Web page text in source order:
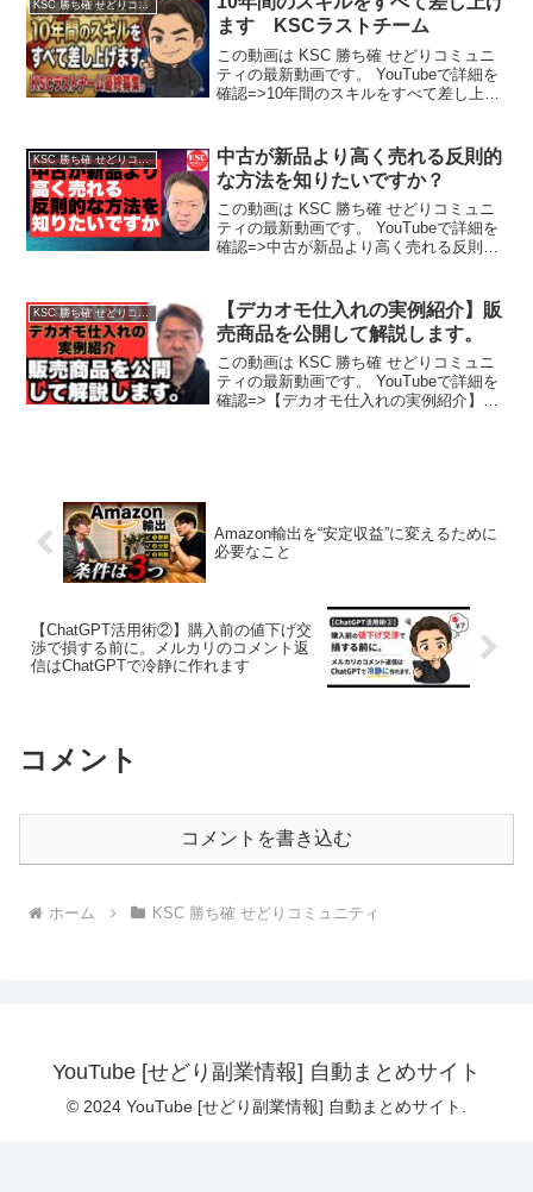
KSC 勝ち確 せどりコミュニティ
ます KSCラストチーム
この動画は KSC 勝ち確 せどりコミュニ
ティの最新動画です。 YouTubeで詳細を
確認=>10年間のスキルをすべて差し上げ
KSC 勝ち確 せどりコミュニティ
中古が新品より高く売れる反則的
な方法を知りたいですか？
この動画は KSC 勝ち確 せどりコミュニ
ティの最新動画です。 YouTubeで詳細を
確認=>中古が新品より高く売れる反則的
KSC 勝ち確 せどりコミュニティ
【デカオモ仕入れの実例紹介】販
売商品を公開して解説します。
この動画は KSC 勝ち確 せどりコミュニ
ティの最新動画です。 YouTubeで詳細を
確認=>【デカオモ仕入れの実例紹介】販
Amazon輸出を“安定収益”に変えるために
必要なこと
【ChatGPT活用術②】購入前の値下げ交
渉で損する前に。メルカリのコメント返
信はChatGPTで冷静に作れます
コメント
コメントを書き込む
ホーム KSC 勝ち確 せどりコミュニティ
YouTube [せどり副業情報] 自動まとめサイト
© 2024 YouTube [せどり副業情報] 自動まとめサイト.